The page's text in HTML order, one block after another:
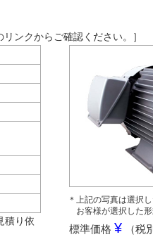
ンクからご確認ください。］
＊上記の写真は選択
お客様が選択した
標準価格 ¥ （税
積り依